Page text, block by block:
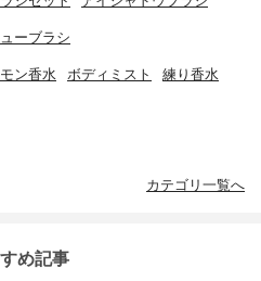
ーブラシ
ン香水 ボディミスト 練り香水
カテゴリ一覧へ
め記事